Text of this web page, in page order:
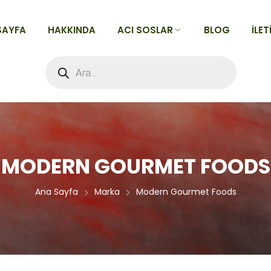
HAKKINDA ACI SOSLAR
Acılarına Göre
Tatlarına Göre
BLOG
search
MODERN GOURMET FOODS
Ana Sayfa Marka Modern Gourmet Foods